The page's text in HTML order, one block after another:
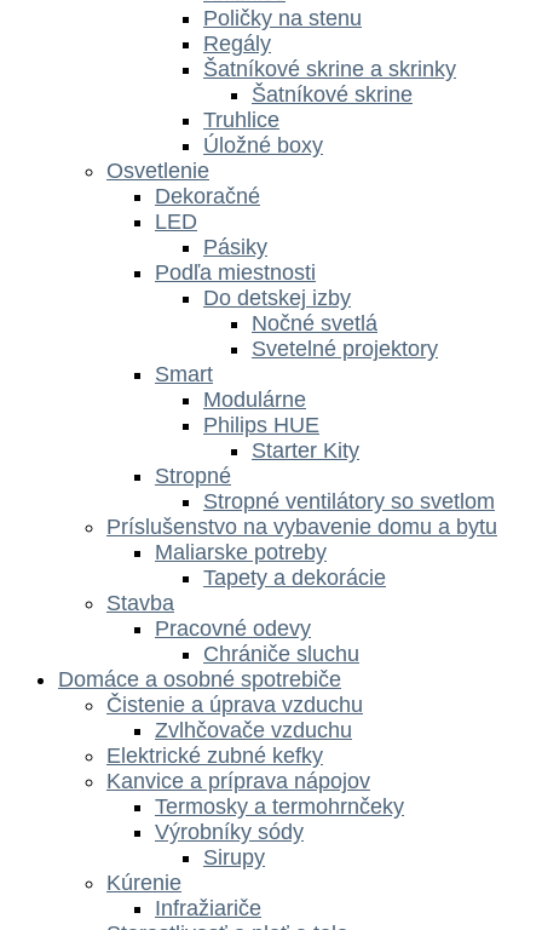
Poličky na stenu
Regály
Šatníkové skrine a skrinky
Šatníkové skrine
Truhlice
Úložné boxy
Osvetlenie
Dekoračné
LED
Pásiky
Podľa miestnosti
Do detskej izby
Nočné svetlá
Svetelné projektory
Smart
Modulárne
Philips HUE
Starter Kity
Stropné
Stropné ventilátory so svetlom
Príslušenstvo na vybavenie domu a bytu
Maliarske potreby
Tapety a dekorácie
Stavba
Pracovné odevy
Chrániče sluchu
Domáce a osobné spotrebiče
Čistenie a úprava vzduchu
Zvlhčovače vzduchu
Elektrické zubné kefky
Kanvice a príprava nápojov
Termosky a termohrnčeky
Výrobníky sódy
Sirupy
Kúrenie
Infražiariče